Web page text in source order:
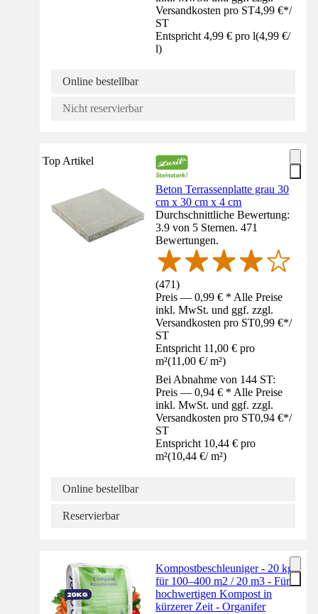
Versandkosten pro ST4,99 €*/
ST
Entspricht 4,99 € pro l(4,99 €/
l)
Online bestellbar
Nicht reservierbar
Top Artikel
Beton Terrassenplatte grau 30
cm x 30 cm x 4 cm
Durchschnittliche Bewertung:
3.9 von 5 Sternen. 471
Bewertungen.
(471)
Preis — 0,99 € * Alle Preise
inkl. MwSt. und ggf. zzgl.
Versandkosten pro ST0,99 €*/
ST
Entspricht 11,00 € pro
m²(11,00 €/ m²)
Bei Abnahme von 144 ST:
Preis — 0,94 € * Alle Preise
inkl. MwSt. und ggf. zzgl.
Versandkosten pro ST0,94 €*/
ST
Entspricht 10,44 € pro
m²(10,44 €/ m²)
Online bestellbar
Reservierbar
Kompostbeschleuniger - 20 kg
für 100–400 m2 / 20 m3 - Für
hochwertigen Kompost in
kürzerer Zeit - Organifer